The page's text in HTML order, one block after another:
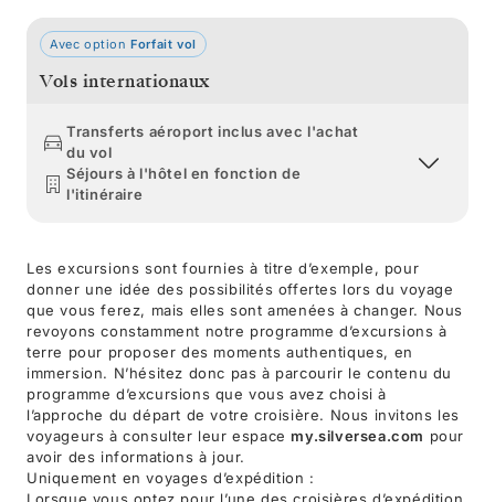
Avec option Forfait vol
Vols internationaux
Transferts aéroport inclus avec l'achat
du vol
Séjours à l'hôtel en fonction de
l'itinéraire
Les excursions sont fournies à titre d’exemple, pour
donner une idée des possibilités offertes lors du voyage
que vous ferez, mais elles sont amenées à changer. Nous
revoyons constamment notre programme d’excursions à
terre pour proposer des moments authentiques, en
immersion. N’hésitez donc pas à parcourir le contenu du
programme d’excursions que vous avez choisi à
l’approche du départ de votre croisière. Nous invitons les
voyageurs à consulter leur espacemy.silversea.com pour
avoir des informations à jour.
Uniquement en voyages d’expédition :
Lorsque vous optez pour l’une des croisières d’expédition